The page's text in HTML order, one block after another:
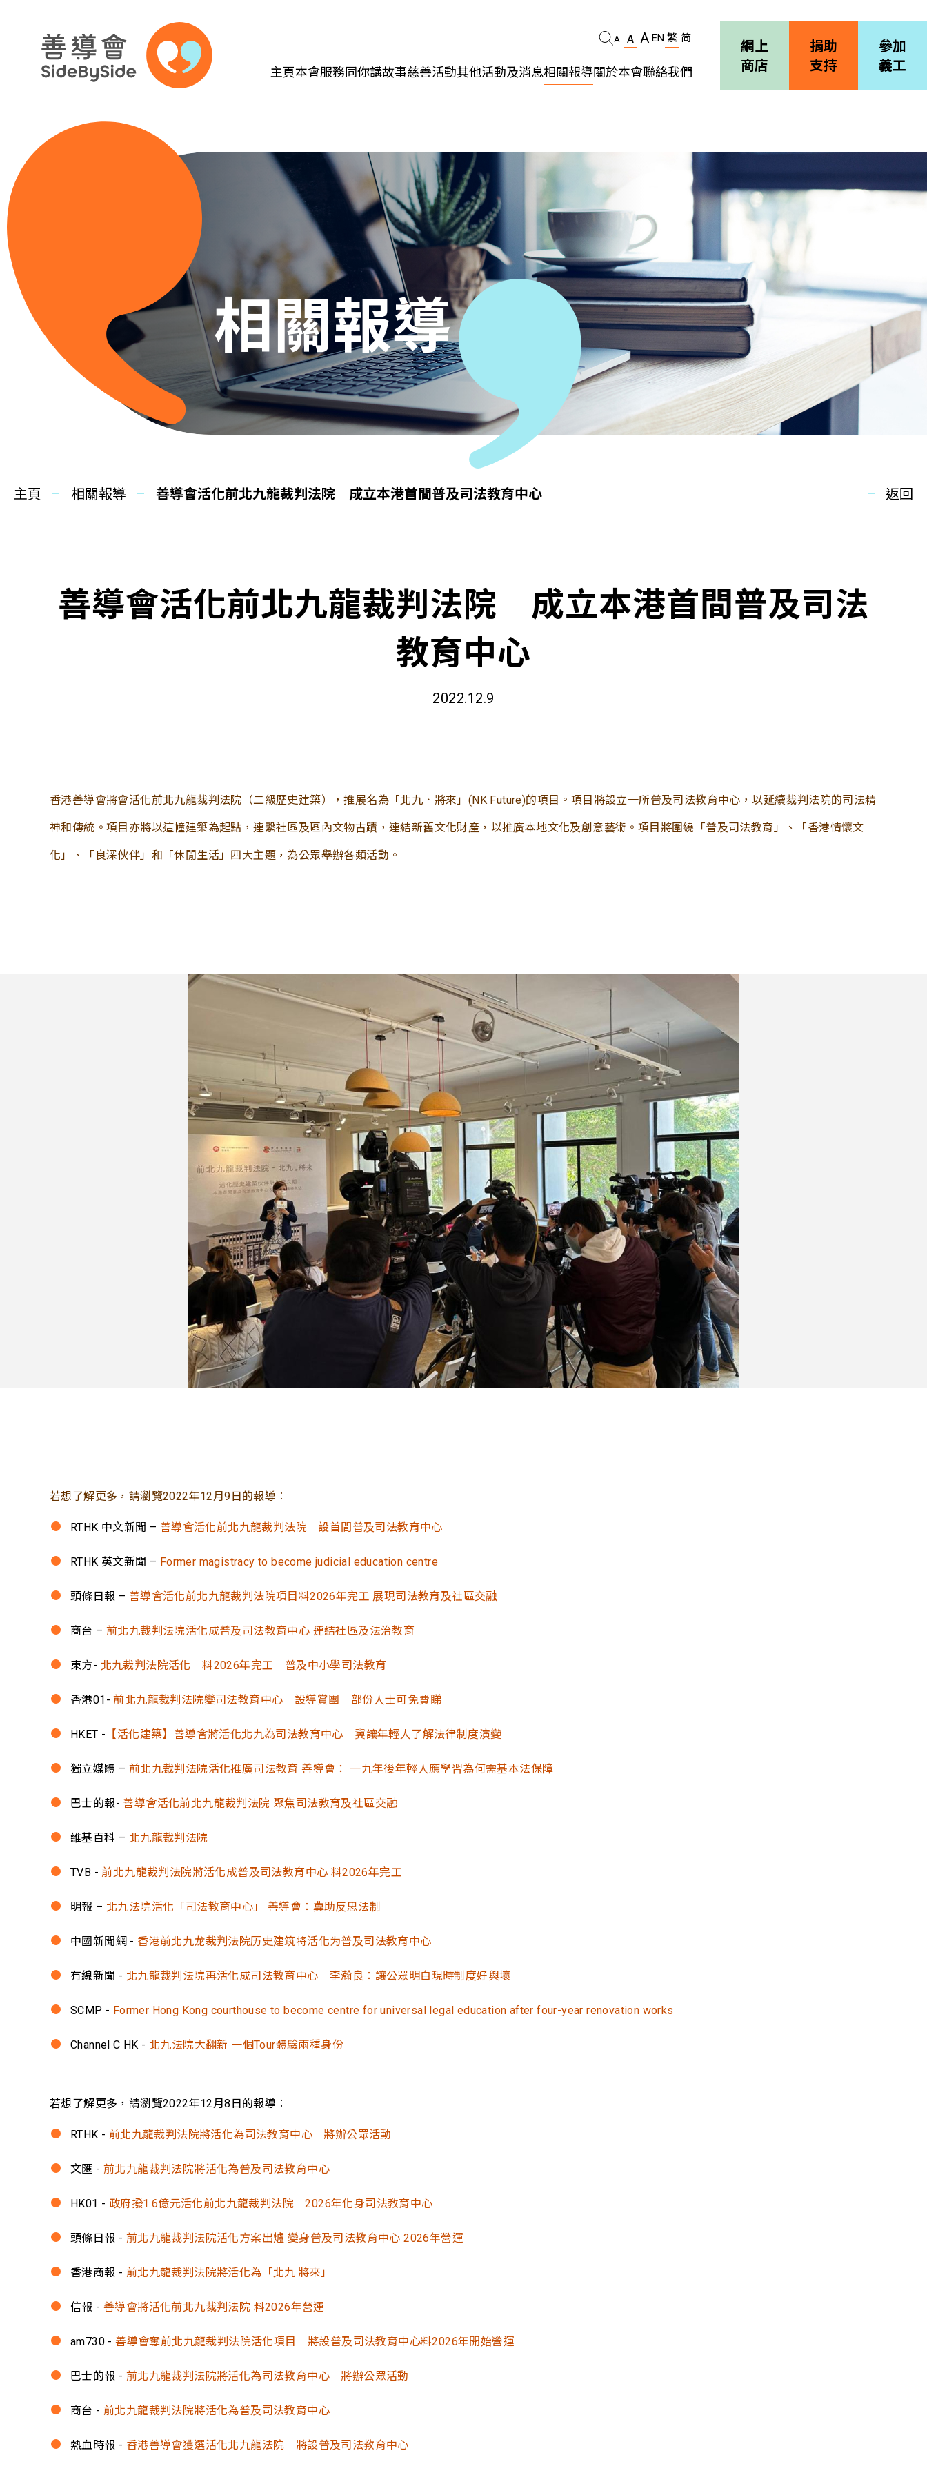
A A A EN 繁 简
主頁本會服務
職能發展
社區教育
多元共融
社區連繫
同你講故事慈善活動其他活動及消息相關報導關於本會聯絡我們
網上
商店
捐助
支持
參加
義工
相關報導
主頁 相關報導 善導會活化前北九龍裁判法院 成立本港首間普及司法教育中心 返回
善導會活化前北九龍裁判法院 成立本港首間普及司法
教育中心
2022.12.9
香港善導會將會活化前北九龍裁判法院（二級歷史建築），推展名為「北九．將來」(NK Future)的項目。項目將設立一所普及司法教育中心，以延續裁判法院的司法精
神和傳統。項目亦將以這幢建築為起點，連繫社區及區內文物古蹟，連結新舊文化財產，以推廣本地文化及創意藝術。項目將圍繞「普及司法教育」、「香港情懷文
化」、「良深伙伴」和「休閒生活」四大主題，為公眾舉辦各類活動。
若想了解更多，請瀏覽2022年12月9日的報導︰
RTHK 中文新聞 – 善導會活化前北九龍裁判法院 設首間普及司法教育中心
RTHK 英文新聞 – Former magistracy to become judicial education centre
頭條日報 – 善導會活化前北九龍裁判法院項目料2026年完工 展現司法教育及社區交融
商台 – 前北九裁判法院活化成普及司法教育中心 連結社區及法治教育
東方- 北九裁判法院活化 料2026年完工 普及中小學司法教育
香港01-前北九龍裁判法院變司法教育中心 設導賞團 部份人士可免費睇
HKET - 【活化建築】善導會將活化北九為司法教育中心 冀讓年輕人了解法律制度演變
獨立媒體 – 前北九裁判法院活化推廣司法教育 善導會： 一九年後年輕人應學習為何需基本法保障
巴士的報-善導會活化前北九龍裁判法院 聚焦司法教育及社區交融
維基百科 – 北九龍裁判法院
TVB -前北九龍裁判法院將活化成普及司法教育中心 料2026年完工
明報 – 北九法院活化「司法教育中心」 善導會：冀助反思法制
中國新聞網 - 香港前北九龙裁判法院历史建筑将活化为普及司法教育中心
有線新聞 - 北九龍裁判法院再活化成司法教育中心 李瀚良：讓公眾明白現時制度好與壞
SCMP - Former Hong Kong courthouse to become centre for universal legal education after four-year renovation works
Channel C HK - 北九法院大翻新 一個Tour體驗兩種身份
若想了解更多，請瀏覽2022年12月8日的報導︰
RTHK - 前北九龍裁判法院將活化為司法教育中心 將辦公眾活動
文匯 - 前北九龍裁判法院將活化為普及司法教育中心
HK01 - 政府撥1.6億元活化前北九龍裁判法院 2026年化身司法教育中心
頭條日報 - 前北九龍裁判法院活化方案出爐 變身普及司法教育中心 2026年營運
香港商報 - 前北九龍裁判法院將活化為「北九·將來」
信報 - 善導會將活化前北九裁判法院 料2026年營運
am730 -善導會奪前北九龍裁判法院活化項目 將設普及司法教育中心料2026年開始營運
巴士的報 - 前北九龍裁判法院將活化為司法教育中心 將辦公眾活動
商台 - 前北九龍裁判法院將活化為普及司法教育中心
熱血時報 - 香港善導會獲選活化北九龍法院 將設普及司法教育中心